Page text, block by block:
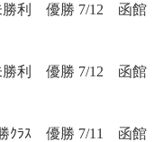
勝利 優勝 7/12 函館
勝利 優勝 7/12 函館
ｸﾗｽ 優勝 7/11 函館